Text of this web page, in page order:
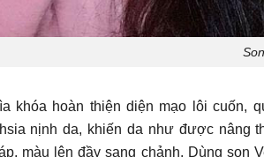
khóa hoàn thiện diện mạo lôi cuốn,
nịnh da, khiến da như được nâng
màu lên đầy sang chảnh. Dùng son